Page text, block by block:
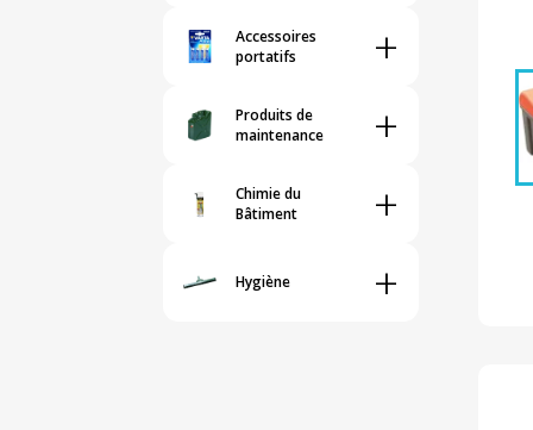
Accessoires
portatifs
+
Produits de
maintenance
+
Chimie du
Bâtiment
+
Hygiène +